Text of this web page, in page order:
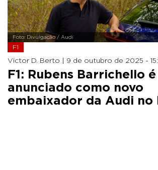
Foto: Divulgação / Audi
F1
Victor D. Berto | 9 de outubro de 2025 -
F1: Rubens Barrichello é
anunciado como novo
embaixador da Audi no